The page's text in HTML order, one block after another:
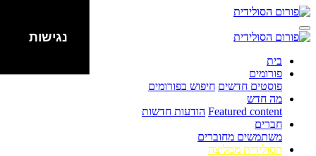
בית
פורומים
פוסטים חדשים חיפוש בפורומים
מה חדש
Featured content הודעות חדשות
חברים
משתמשים מחוברים
הסולידית ממליצה
נגישות